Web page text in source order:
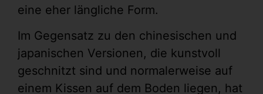
eine eher längliche Form.
Im Gegensatz zu den chinesischen und
japanischen Versionen, die kunstvoll
geschnitzt sind und normalerweise auf
einem Kissen auf dem Boden liegen, hat